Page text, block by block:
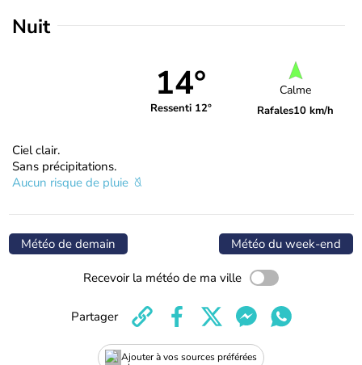
Nuit
14°
Ressenti 12°
Calme
Rafales10 km/h
Ciel clair.
Sans précipitations.
Aucun risque de pluie
Météo de demain Météo du week-end
Recevoir la météo de ma ville
Ajouter à vos sources préférées
Partager